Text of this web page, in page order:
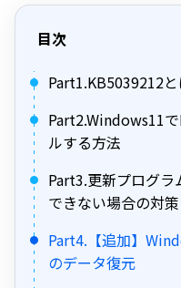
目次
Part1.KB5039212
Part2.Windows11
ルする方法
Part3.更新プログ
できない場合の対策
Part4.【追加】
のデータ復元